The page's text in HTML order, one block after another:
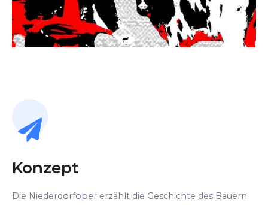
Konzept
Die Niederdorfoper erzählt die Geschichte des Bauern